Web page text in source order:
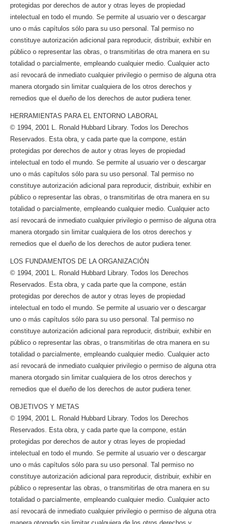
protegidas por derechos de autor y otras leyes de propiedad
intelectual en todo el mundo. Se permite al usuario ver o descargar
uno o más capítulos sólo para su uso personal. Tal permiso no
constituye autorización adicional para reproducir, distribuir, exhibir en
público o representar las obras, o transmitirlas de otra manera en su
totalidad o parcialmente, empleando cualquier medio. Cualquier acto
así revocará de inmediato cualquier privilegio o permiso de alguna otra
manera otorgado sin limitar cualquiera de los otros derechos y
remedios que el dueño de los derechos de autor pudiera tener.
HERRAMIENTAS PARA EL ENTORNO LABORAL
© 1994, 2001 L. Ronald Hubbard Library. Todos los Derechos
Reservados. Esta obra, y cada parte que la compone, están
protegidas por derechos de autor y otras leyes de propiedad
intelectual en todo el mundo. Se permite al usuario ver o descargar
uno o más capítulos sólo para su uso personal. Tal permiso no
constituye autorización adicional para reproducir, distribuir, exhibir en
público o representar las obras, o transmitirlas de otra manera en su
totalidad o parcialmente, empleando cualquier medio. Cualquier acto
así revocará de inmediato cualquier privilegio o permiso de alguna otra
manera otorgado sin limitar cualquiera de los otros derechos y
remedios que el dueño de los derechos de autor pudiera tener.
LOS FUNDAMENTOS DE LA ORGANIZACIÓN
© 1994, 2001 L. Ronald Hubbard Library. Todos los Derechos
Reservados. Esta obra, y cada parte que la compone, están
protegidas por derechos de autor y otras leyes de propiedad
intelectual en todo el mundo. Se permite al usuario ver o descargar
uno o más capítulos sólo para su uso personal. Tal permiso no
constituye autorización adicional para reproducir, distribuir, exhibir en
público o representar las obras, o transmitirlas de otra manera en su
totalidad o parcialmente, empleando cualquier medio. Cualquier acto
así revocará de inmediato cualquier privilegio o permiso de alguna otra
manera otorgado sin limitar cualquiera de los otros derechos y
remedios que el dueño de los derechos de autor pudiera tener.
OBJETIVOS Y METAS
© 1994, 2001 L. Ronald Hubbard Library. Todos los Derechos
Reservados. Esta obra, y cada parte que la compone, están
protegidas por derechos de autor y otras leyes de propiedad
intelectual en todo el mundo. Se permite al usuario ver o descargar
uno o más capítulos sólo para su uso personal. Tal permiso no
constituye autorización adicional para reproducir, distribuir, exhibir en
público o representar las obras, o transmitirlas de otra manera en su
totalidad o parcialmente, empleando cualquier medio. Cualquier acto
así revocará de inmediato cualquier privilegio o permiso de alguna otra